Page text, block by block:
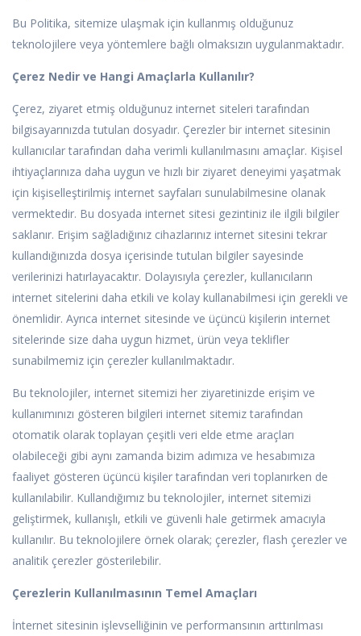
Bu Politika, sitemize ulaşmak için kullanmış olduğunuz
teknolojilere veya yöntemlere bağlı olmaksızın uygulanmaktadır.
Çerez Nedir ve Hangi Amaçlarla Kullanılır?
Çerez, ziyaret etmiş olduğunuz internet siteleri tarafından
bilgisayarınızda tutulan dosyadır. Çerezler bir internet sitesinin
kullanıcılar tarafından daha verimli kullanılmasını amaçlar. Kişisel
ihtiyaçlarınıza daha uygun ve hızlı bir ziyaret deneyimi yaşatmak
için kişiselleştirilmiş internet sayfaları sunulabilmesine olanak
vermektedir. Bu dosyada internet sitesi gezintiniz ile ilgili bilgiler
saklanır. Erişim sağladığınız cihazlarınız internet sitesini tekrar
kullandığınızda dosya içerisinde tutulan bilgiler sayesinde
verilerinizi hatırlayacaktır. Dolayısıyla çerezler, kullanıcıların
internet sitelerini daha etkili ve kolay kullanabilmesi için gerekli ve
önemlidir. Ayrıca internet sitesinde ve üçüncü kişilerin internet
sitelerinde size daha uygun hizmet, ürün veya teklifler
sunabilmemiz için çerezler kullanılmaktadır.
Bu teknolojiler, internet sitemizi her ziyaretinizde erişim ve
kullanımınızı gösteren bilgileri internet sitemiz tarafından
otomatik olarak toplayan çeşitli veri elde etme araçları
olabileceği gibi aynı zamanda bizim adımıza ve hesabımıza
faaliyet gösteren üçüncü kişiler tarafından veri toplanırken de
kullanılabilir. Kullandığımız bu teknolojiler, internet sitemizi
geliştirmek, kullanışlı, etkili ve güvenli hale getirmek amacıyla
kullanılır. Bu teknolojilere örnek olarak; çerezler, flash çerezler ve
analitik çerezler gösterilebilir.
Çerezlerin Kullanılmasının Temel Amaçları
İnternet sitesinin işlevselliğinin ve performansının arttırılması